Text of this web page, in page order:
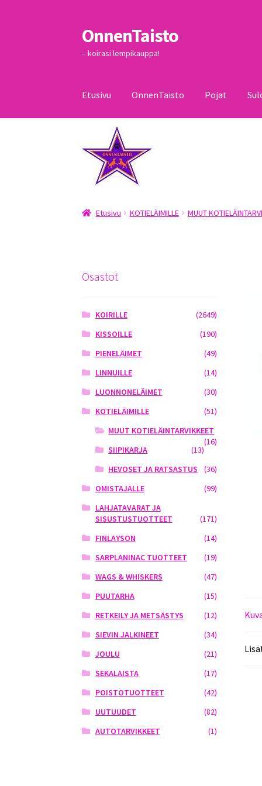
Siirry
navigointiin
Siirry
sisältöön
OnnenTaisto
– koirasi lempikauppa!
Etusivu OnnenTaisto Pojat
Kassa
Etusivu KOTIELÄIMILLE MUUT
Osastot
KOIRILLE
(2649)
KISSOILLE
(190)
PIENELÄIMET
(49)
LINNUILLE
(14)
LUONNONELÄIMET
(30)
KOTIELÄIMILLE
(51)
MUUT KOTIELÄINTARVIKKEET
(16)
SIIPIKARJA
(13)
HEVOSET JA RATSASTUS
(36)
OMISTAJALLE
(99)
LAHJATAVARAT JA
SISUSTUSTUOTTEET
(171)
FINLAYSON
(14)
SARPLANINAC TUOTTEET
(19)
WAGS & WHISKERS
(47)
PUUTARHA
(15)
RETKEILY JA METSÄSTYS
(12)
SIEVIN JALKINEET
(34)
JOULU
(21)
SEKALAISTA
(17)
POISTOTUOTTEET
(42)
UUTUUDET
(82)
AUTOTARVIKKEET
(1)